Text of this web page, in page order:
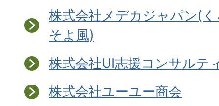
株式会社メデカジャパン(
そよ風)
株式会社UI志援コンサルテ
株式会社ユーユー商会